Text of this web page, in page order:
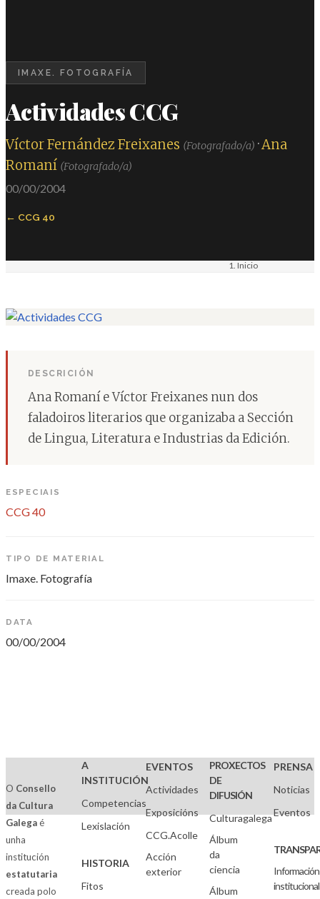
IMAXE. FOTOGRAFÍA
Actividades CCG
Víctor Fernández Freixanes (Fotografado/a) ·Ana
Romaní (Fotografado/a)
00/00/2004
CCG 40
Inicio
DESCRICIÓN
Ana Romaní e Víctor Freixanes nun dos
faladoiros literarios que organizaba a Sección
de Lingua, Literatura e Industrias da Edición.
ESPECIAIS
CCG 40
TIPO DE MATERIAL
Imaxe. Fotografía
DATA
00/00/2004
O Consello
da Cultura
Galegaé
unha
institución
estatutaria
creada polo
A
INSTITUCIÓN
Competencias
Lexislación
HISTORIA
Fitos
EVENTOS
Actividades
Exposicións
CCG.Acolle
Acción
exterior
PROXECTOS
DE
DIFUSIÓN
Culturagalega
Álbum
da
ciencia
Álbum
PRENSA
Noticias
Eventos
Información
institucional